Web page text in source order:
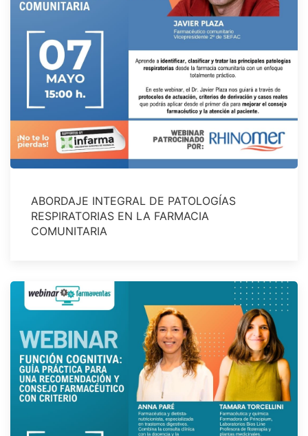
ABORDAJE INTEGRAL DE PATOLOGÍAS
RESPIRATORIAS EN LA FARMACIA
COMUNITARIA